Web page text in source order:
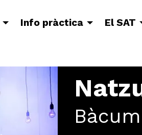
Info pràctica El SAT
Bàcum